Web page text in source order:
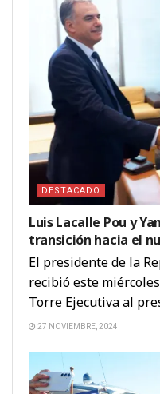
DESTACADO
Luis Lacalle Pou y
transición hacia el
El presidente de la
recibió este
Torre Ejecutiva al
27 NOVIEMBRE, 2024